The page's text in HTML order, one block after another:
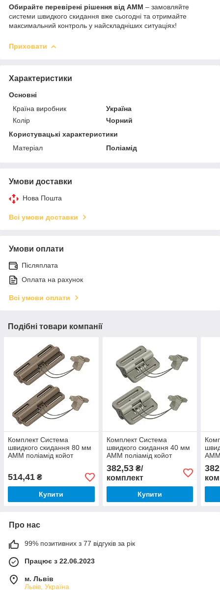
Обирайте перевірені рішення від AMM – замовляйте
системи швидкого скидання вже сьогодні та отримайте
максимальний контроль у найскладніших ситуаціях!
Приховати
Характеристики
Основні
Країна виробник
Україна
Колір
Чорний
Користувацькі характеристики
Матеріал
Поліамід
Умови доставки
Нова Пошта
Всі умови доставки
Умови оплати
Післяплата
Оплата на рахунок
Всі умови оплати
Подібні товари компанії
Комплект Система
швидкого скидання 80 мм
АММ поліамід койот
514,41 ₴
Купити
Комплект Система
швидкого скидання 40 мм
АММ поліамід койот
піщаний (07.71.235.01.62)
382,53₴/
комплект
Купити
АММ
Про нас
99% позитивних з 77 відгуків за рік
Працює з 22.06.2023
м. Львів
Львів, Україна